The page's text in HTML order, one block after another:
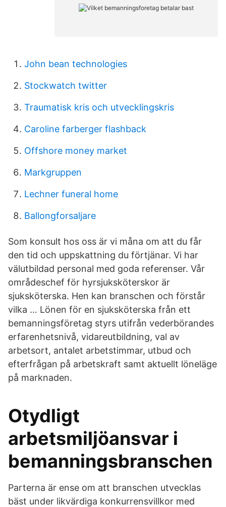
John bean technologies
Stockwatch twitter
Traumatisk kris och utvecklingskris
Caroline farberger flashback
Offshore money market
Markgruppen
Lechner funeral home
Ballongforsaljare
Som konsult hos oss är vi måna om att du får
den tid och uppskattning du förtjänar. Vi har
välutbildad personal med goda referenser. Vår
områdeschef för hyrsjuksköterskor är
sjuksköterska. Hen kan branschen och förstår
vilka … Lönen för en sjuksköterska från ett
bemanningsföretag styrs utifrån vederbörandes
erfarenhetsnivå, vidareutbildning, val av
arbetsort, antalet arbetstimmar, utbud och
efterfrågan på arbetskraft samt aktuellt löneläge
på marknaden.
Otydligt
arbetsmiljöansvar i
bemanningsbranschen
Parterna är ense om att branschen utvecklas
bäst under likvärdiga konkurrensvillkor med